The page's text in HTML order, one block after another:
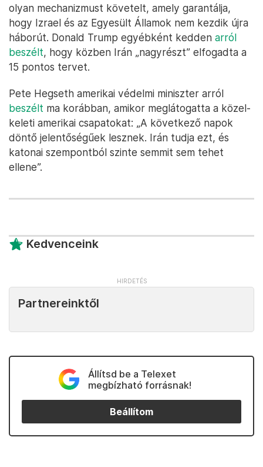
olyan mechanizmust követelt, amely garantálja,
hogy Izrael és az Egyesült Államok nem kezdik újra
háborút. Donald Trump egyébként kedden arról
beszélt, hogy közben Irán „nagyrészt” elfogadta a
15 pontos tervet.
Pete Hegseth amerikai védelmi miniszter arról
beszélt ma korábban, amikor meglátogatta a közel-
keleti amerikai csapatokat: „A következő napok
döntő jelentőségűek lesznek. Irán tudja ezt, és
katonai szempontból szinte semmit sem tehet
ellene”.
Kedvenceink
Partnereinktől
Állítsd be a Telexet
megbízható forrásnak!
Beállítom